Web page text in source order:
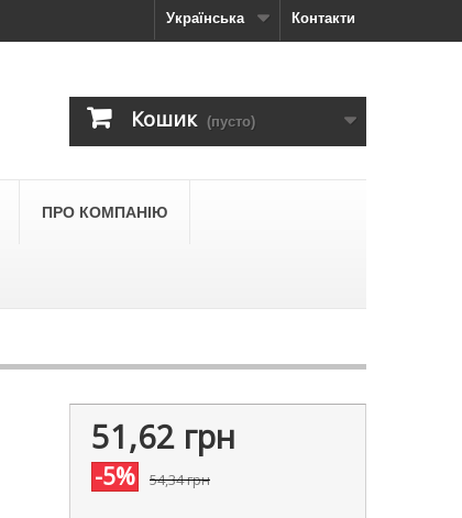
Контакти
Українська
Кошик (пусто)
ПРО КОМПАНІЮ
51,62 грн
-5% 54,34 грн